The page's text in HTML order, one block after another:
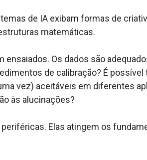
de IA exibam formas de
matemáticas.
ensaiados. Os dados são
de calibração? É
vez) aceitáveis em diferentes
às alucinações?
Elas atingem os